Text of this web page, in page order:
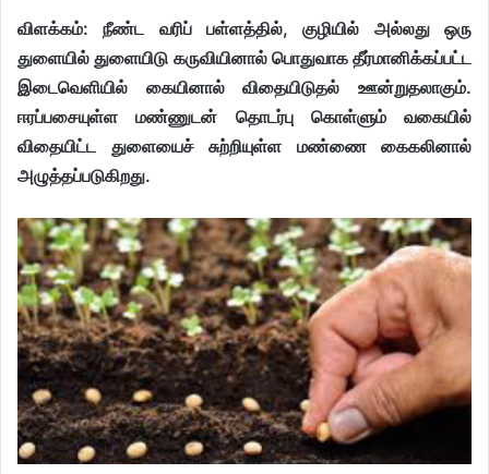
விளக்கம்: நீண்ட வரிப் பள்ளத்தில், குழியில் அல்லது ஒரு
துளையில் துளையிடு கருவியினால் பொதுவாக தீர்மானிக்கப்பட்ட
இடைவெளியில் கையினால் விதையிடுதல் ஊன்றுதலாகும்.
ஈரப்பசையுள்ள மண்ணுடன் தொடர்பு கொள்ளும் வகையில்
விதையிட்ட துளையைச் சுற்றியுள்ள மண்ணை கைகலினால்
அழுத்தப்படுகிறது.